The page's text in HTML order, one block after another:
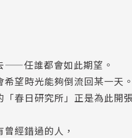
——任誰都會如此期望。
望時光能夠倒流回某一天。
春日研究所」正是為此開
經錯過的人，